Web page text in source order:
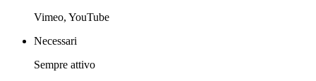
Vimeo, YouTube
Necessari
Sempre attivo